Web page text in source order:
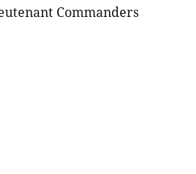
Commanders